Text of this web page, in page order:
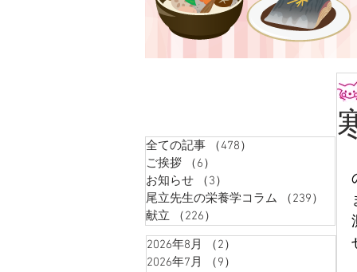
全ての記事 （478）
ご挨拶
（6）
お知らせ
（3）
尾立先生の栄養学コラム
（239）
239
献立
（226）
2026年8月
（2）
2026年7月
（9）